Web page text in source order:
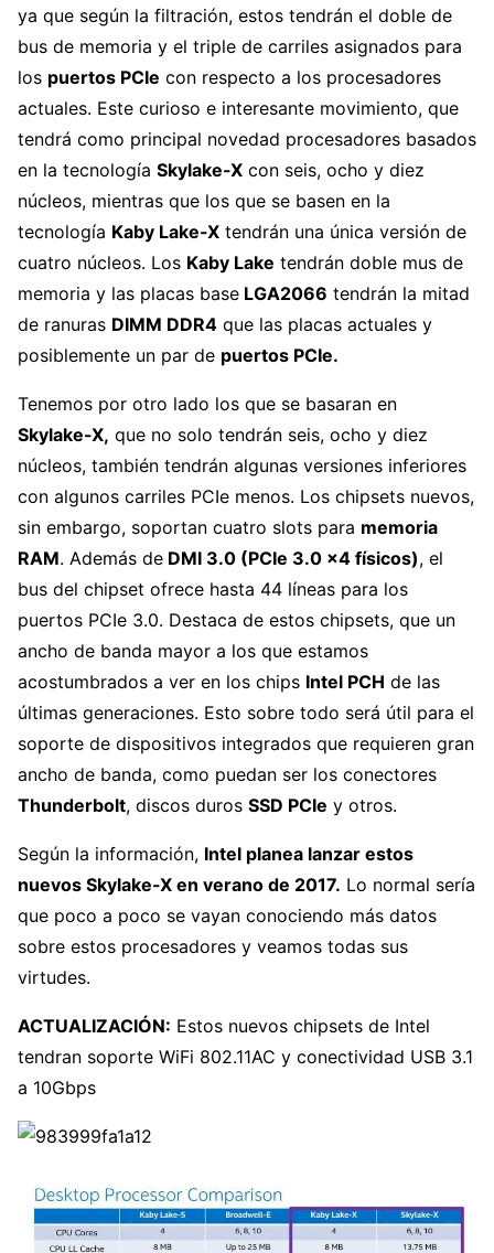
ya que según la filtración, estos tendrán el doble de
bus de memoria y el triple de carriles asignados para
los puertos PCIe con respecto a los procesadores
actuales. Este curioso e interesante movimiento, que
tendrá como principal novedad procesadores basados
en la tecnología Skylake-X con seis, ocho y diez
núcleos, mientras que los que se basen en la
tecnología Kaby Lake-X tendrán una única versión de
cuatro núcleos. Los Kaby Lake tendrán doble mus de
memoria y las placas base LGA2066 tendrán la mitad
de ranuras DIMM DDR4 que las placas actuales y
posiblemente un par de puertos PCIe.
Tenemos por otro lado los que se basaran en
Skylake-X, que no solo tendrán seis, ocho y diez
núcleos, también tendrán algunas versiones inferiores
con algunos carriles PCIe menos. Los chipsets nuevos,
sin embargo, soportan cuatro slots para memoria
RAM. Además de DMI 3.0 (PCIe 3.0 x4 físicos), el
bus del chipset ofrece hasta 44 líneas para los
puertos PCIe 3.0. Destaca de estos chipsets, que un
ancho de banda mayor a los que estamos
acostumbrados a ver en los chips Intel PCH de las
últimas generaciones. Esto sobre todo será útil para el
soporte de dispositivos integrados que requieren gran
ancho de banda, como puedan ser los conectores
Thunderbolt, discos duros SSD PCIe y otros.
Según la información, Intel planea lanzar estos
nuevos Skylake-X en verano de 2017. Lo normal sería
que poco a poco se vayan conociendo más datos
sobre estos procesadores y veamos todas sus
virtudes.
ACTUALIZACIÓN: Estos nuevos chipsets de Intel
tendran soporte WiFi 802.11AC y conectividad USB 3.1
a 10Gbps